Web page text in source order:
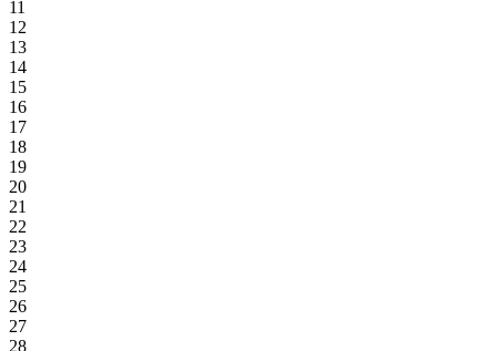
11
12
13
14
15
16
17
18
19
20
21
22
23
24
25
26
27
28